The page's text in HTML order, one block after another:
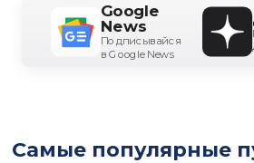
Google
News
Подписывайся
в Google News
Самые популярные